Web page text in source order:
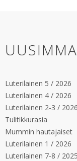
Luterilainen 5 / 2026
Luterilainen 4 / 2026
Luterilainen 2-3 / 2026
Tulitikkurasia
Mummin hautajaiset
Luterilainen 1 / 2026
Luterilainen 7-8 / 2025